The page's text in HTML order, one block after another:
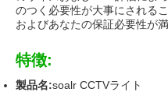
のつく必要性が大事にされる
およびあなたの保証必要性が
特徴:
製品名:soalr CCTVライト